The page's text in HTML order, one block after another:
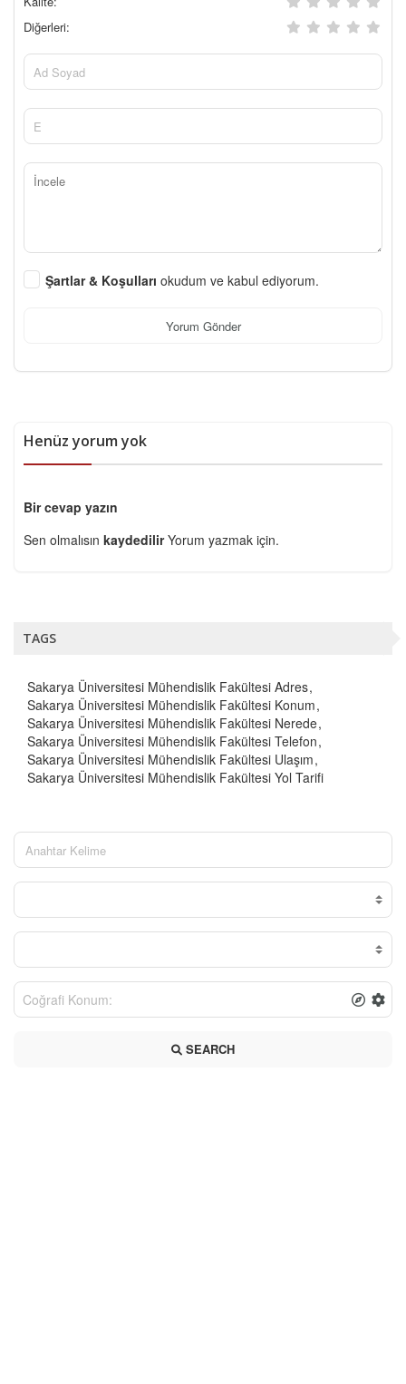
Diğerleri:
Şartlar & Koşulları okudum ve kabul ediyorum.
Yorum Gönder
Henüz yorum yok
Bir cevap yazın
Sen olmalısın kaydedilirYorum yazmak için.
TAGS
Sakarya Üniversitesi Mühendislik Fakültesi Adres
Sakarya Üniversitesi Mühendislik Fakültesi Konum
Sakarya Üniversitesi Mühendislik Fakültesi Nerede
Sakarya Üniversitesi Mühendislik Fakültesi Telefon
Sakarya Üniversitesi Mühendislik Fakültesi Ulaşım
Sakarya Üniversitesi Mühendislik Fakültesi Yol Tarifi
SEARCH